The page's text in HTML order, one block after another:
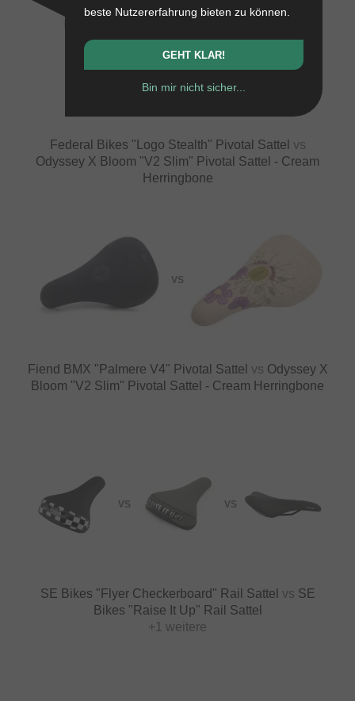
VS
Federal Bikes "Logo Stealth" Pivotal Sattel vs
Odyssey X Bloom "V2 Slim" Pivotal Sattel - Cream
Herringbone
VS
Fiend BMX "Palmere V4" Pivotal Sattel vs Odyssey X
Bloom "V2 Slim" Pivotal Sattel - Cream Herringbone
VS VS
SE Bikes "Flyer Checkerboard" Rail Sattel vs SE
Bikes "Raise It Up" Rail Sattel
+1 weitere
beste Nutzererfahrung bieten zu können.
GEHT KLAR!
Bin mir nicht sicher...